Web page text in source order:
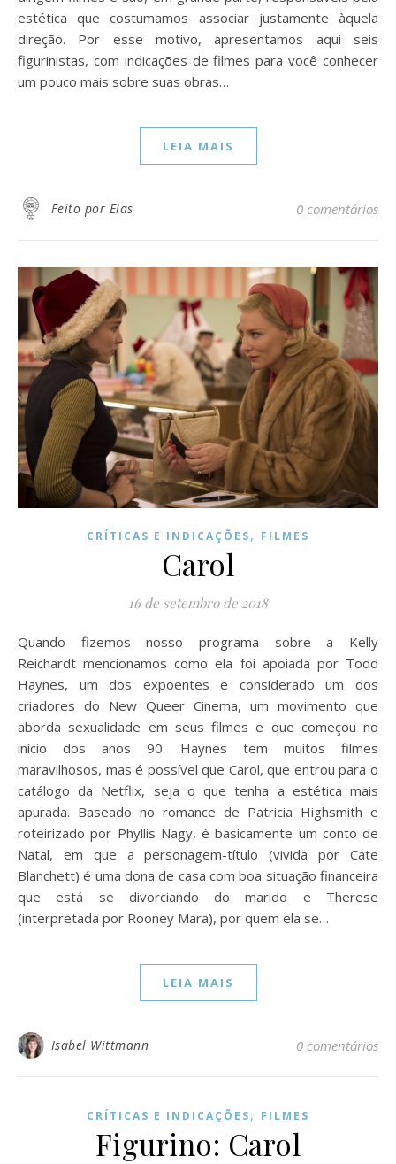
estética que costumamos associar justamente àquela
direção. Por esse motivo, apresentamos aqui seis
figurinistas, com indicações de filmes para você conhecer
um pouco mais sobre suas obras…
LEIA MAIS
Feito por Elas 0 comentários
CRÍTICAS E INDICAÇÕES, FILMES
Carol
16 de setembro de 2018
Quando fizemos nosso programa sobre a Kelly
Reichardt mencionamos como ela foi apoiada por Todd
Haynes, um dos expoentes e considerado um dos
criadores do New Queer Cinema, um movimento que
aborda sexualidade em seus filmes e que começou no
início dos anos 90. Haynes tem muitos filmes
maravilhosos, mas é possível que Carol, que entrou para o
catálogo da Netflix, seja o que tenha a estética mais
apurada. Baseado no romance de Patricia Highsmith e
roteirizado por Phyllis Nagy, é basicamente um conto de
Natal, em que a personagem-título (vivida por Cate
Blanchett) é uma dona de casa com boa situação financeira
que está se divorciando do marido e Therese
(interpretada por Rooney Mara), por quem ela se…
LEIA MAIS
Isabel Wittmann 0 comentários
CRÍTICAS E INDICAÇÕES, FILMES
Figurino: Carol